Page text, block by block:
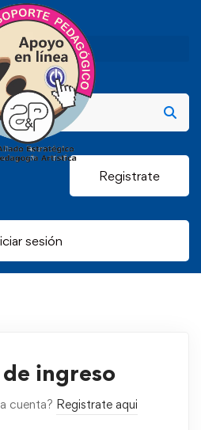
Registrate
sesión
ingreso
cuenta? Registrate aqui